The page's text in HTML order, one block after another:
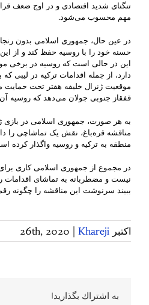
تنگنای شدید اقتصادی و در اوج ضعف
مهم محسوب می‌شود.
در عین حال، جمهوری اسلامی بدون
حسنه خود را با روسیه حفظ کند و از
این در حالی است که روسیه در برخی
دارد، از جمله اقدامات ترکیه در لیبی
موقعیت ژنرال خلیفه هفتر تحت حمایت
قفقاز جنوبی جولان می‌دهد که روسیه
به هر صورت، جمهوری اسلامی در بازی
مناقشه قره‌باغ، نقش یک تماشاچی را
منطقه به ترکیه و روسیه واگذار کرده
در مجموع از جمهوری اسلامی کاری
نیست و مضطربانه به تماشای اقدامات
ببیند سرنوشت این مناقشه را چگونه
اکتبر 26th, 2020 Khareji
به اشتراك بگذاريد!